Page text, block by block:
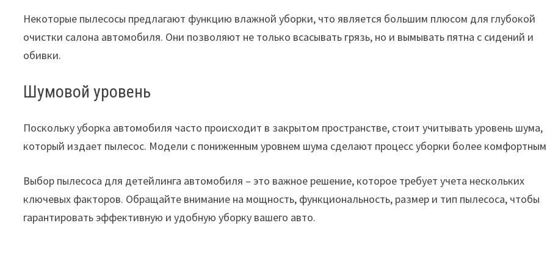
Некоторые пылесосы предлагают функцию влажной уборки, что является большим плюсом для глубокой
очистки салона автомобиля. Они позволяют не только всасывать грязь, но и вымывать пятна с сидений и
обивки.
Шумовой уровень
Поскольку уборка автомобиля часто происходит в закрытом пространстве, стоит учитывать уровень шума,
который издает пылесос. Модели с пониженным уровнем шума сделают процесс уборки более
Выбор пылесоса для детейлинга автомобиля – это важное решение, которое требует учета нескольких
ключевых факторов. Обращайте внимание на мощность, функциональность, размер и тип пылесоса, чтобы
гарантировать эффективную и удобную уборку вашего авто.